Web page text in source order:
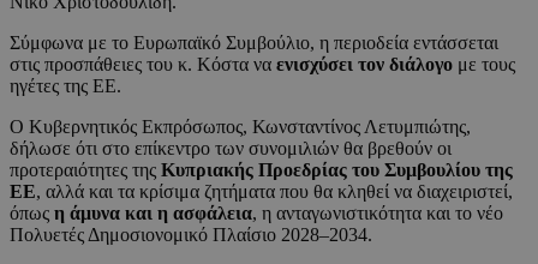
Σύμφωνα με το Ευρωπαϊκό Συμβούλιο, η περιοδεία εντάσσεται
στις προσπάθειες του κ. Κόστα να ενισχύσει τον διάλογο με τους
ηγέτες της ΕΕ.
Ο Κυβερνητικός Εκπρόσωπος, Κωνσταντίνος Λετυμπιώτης,
δήλωσε ότι στο επίκεντρο των συνομιλιών θα βρεθούν οι
προτεραιότητες της Κυπριακής Προεδρίας του Συμβουλίου της
ΕΕ, αλλά και τα κρίσιμα ζητήματα που θα κληθεί να διαχειριστεί,
όπως η άμυνα και η ασφάλεια, η ανταγωνιστικότητα και το νέο
Πολυετές Δημοσιονομικό Πλαίσιο 2028–2034.